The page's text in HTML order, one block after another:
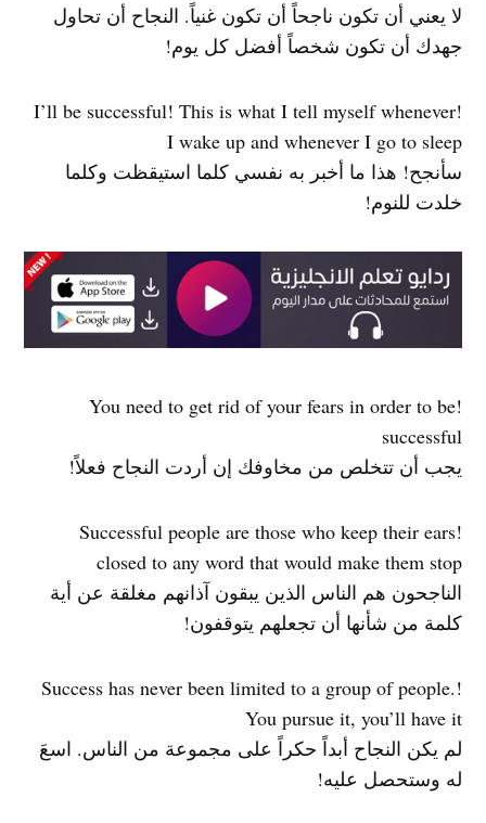
لا يعني أن تكون ناجحاً أن تكون غنياً. النجاح أن تحاول
جهدك أن تكون شخصاً أفضل كل يوم!
!I’ll be successful! This is what I tell myself whenever
I wake up and whenever I go to sleep
سأنجح! هذا ما أخبر به نفسي كلما استيقظت وكلما
خلدت للنوم!
!You need to get rid of your fears in order to be
successful
يجب أن تتخلص من مخاوفك إن أردت النجاح فعلاً!
!Successful people are those who keep their ears
closed to any word that would make them stop
الناجحون هم الناس الذين يبقون آذانهم مغلقة عن أية
كلمة من شأنها أن تجعلهم يتوقفون!
!Success has never been limited to a group of people.
You pursue it, you’ll have it
لم يكن النجاح أبداً حكراً على مجموعة من الناس. اسعَ
له وستحصل عليه!